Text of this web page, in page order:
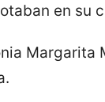
en su